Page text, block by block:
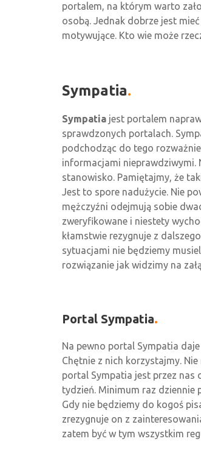
portalem, na którym warto
osobą. Jednak dobrze jest
motywujące. Kto wie może
Sympatia
Sympatia jest portalem
sprawdzonych portalach.
podchodząc do tego
informacjami nieprawdziwymi.
stanowisko. Pamiętajmy, że
Jest to spore nadużycie. Nie
mężczyźni odejmują sobie
zweryfikowane i niestety
kłamstwie rezygnuje z
sytuacjami nie będziemy
rozwiązanie jak widzimy na
Portal Sympatia
Na pewno portal Sympatia
Chętnie z nich korzystajmy.
portal Sympatia jest przez nas
tydzień. Minimum raz dziennie
Gdy nie będziemy do kogoś
zrezygnuje on z
zatem być w tym wszystkim